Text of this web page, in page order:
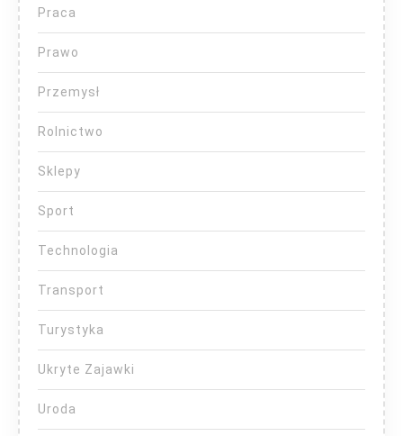
Praca
Prawo
Przemysł
Rolnictwo
Sklepy
Sport
Technologia
Transport
Turystyka
Ukryte Zajawki
Uroda